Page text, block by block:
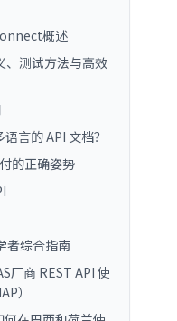
概述
、测试方法与高效
言的 API 文档？
的正确姿势
者综合指南
厂商 REST API 使
）